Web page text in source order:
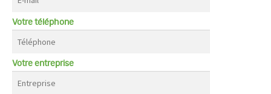
Votre téléphone
Votre entreprise